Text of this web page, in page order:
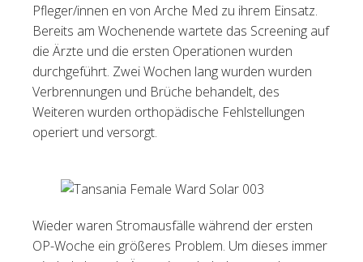
Pfleger/innen en von Arche Med zu ihrem Einsatz.
Bereits am Wochenende wartete das Screening auf
die Ärzte und die ersten Operationen wurden
durchgeführt. Zwei Wochen lang wurden wurden
Verbrennungen und Brüche behandelt, des
Weiteren wurden orthopädische Fehlstellungen
operiert und versorgt.
Wieder waren Stromausfälle während der ersten
OP-Woche ein größeres Problem. Um dieses immer